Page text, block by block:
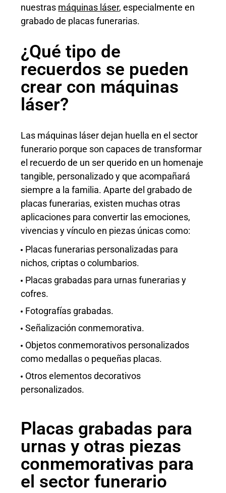
nuestras máquinas láser, especialmente en
grabado de placas funerarias.
¿Qué tipo de
recuerdos se pueden
crear con máquinas
láser?
Las máquinas láser dejan huella en el sector
funerario porque son capaces de transformar
el recuerdo de un ser querido en un homenaje
tangible, personalizado y que acompañará
siempre a la familia. Aparte del grabado de
placas funerarias, existen muchas otras
aplicaciones para convertir las emociones,
vivencias y vínculo en piezas únicas como:
Placas funerarias personalizadas para
nichos, criptas o columbarios.
Placas grabadas para urnas funerarias y
cofres.
Fotografías grabadas.
Señalización conmemorativa.
Objetos conmemorativos personalizados
como medallas o pequeñas placas.
Otros elementos decorativos
personalizados.
Placas grabadas para
urnas y otras piezas
conmemorativas para
el sector funerario